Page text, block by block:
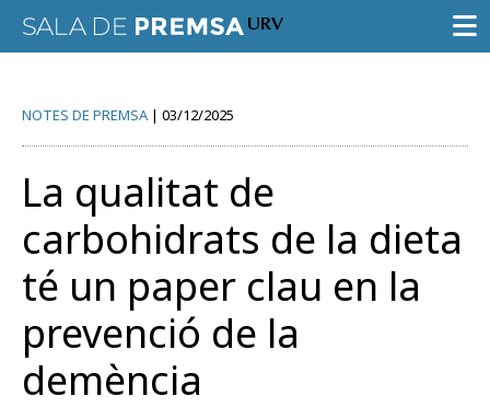
CONVOCATÒRIES
NOTES DE PREMSA
GALERIA D’IMATGES
GUIA D’ESPECIALISTES
NOTES DE PREMSA 03/12/2025
La qualitat de
carbohidrats de la dieta
té un paper clau en la
prevenció de la
demència